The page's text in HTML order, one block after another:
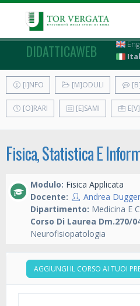
DIDATTICAWEB
[I]NFO [M]ODULI
[O]RARI [E]SAMI
Fisica, Statistica E
Modulo: Fisica Applicata
Docente:
Andrea
Dipartimento: Medicina E
Corso Di Laurea Dm.270/
Neurofisiopatologia
AGGIUNGI IL CORSO AI TUOI